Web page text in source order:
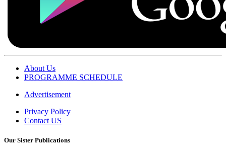
About Us
PROGRAMME SCHEDULE
Advertisement
Privacy Policy
Contact US
Our Sister Publications